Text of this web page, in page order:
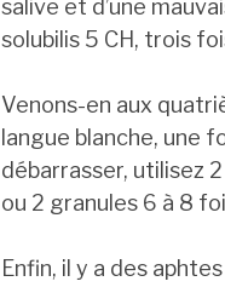
salive et d’une
solubilis 5 CH, trois
Venons-en aux
langue blanche, une
débarrasser, utilisez
ou 2 granules 6 à 8
Enfin, il y a des